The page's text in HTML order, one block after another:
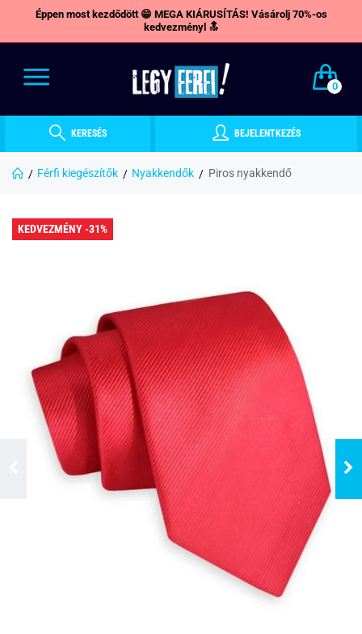
Éppen most kezdődött 😁 MEGA KIÁRUSÍTÁS! Vásárolj 70%-os
kedvezményl 🔝
0
KERESÉS BEJELENTKEZÉS
Férfi kiegészítők Nyakkendők Piros nyakkendő
KEDVEZMÉNY -31%